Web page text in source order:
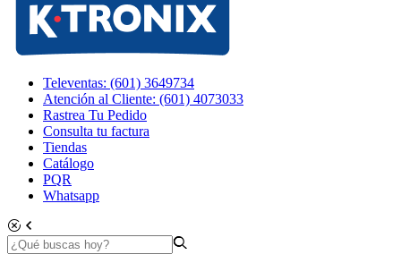
Televentas: (601) 3649734
Atención al Cliente: (601) 4073033
Rastrea Tu Pedido
Consulta tu factura
Tiendas
Catálogo
PQR
Whatsapp